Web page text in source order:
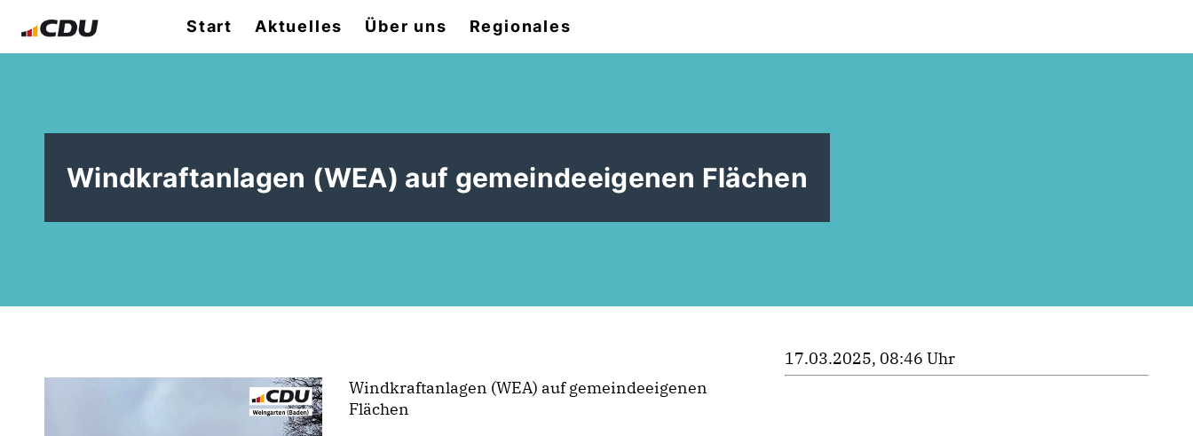
Start Aktuelles Über uns Regionales
Windkraftanlagen (WEA) auf gemeindeeigenen Flächen
Windkraftanlagen (WEA) auf gemeindeeigenen
Flächen
17.03.2025, 08:46 Uhr